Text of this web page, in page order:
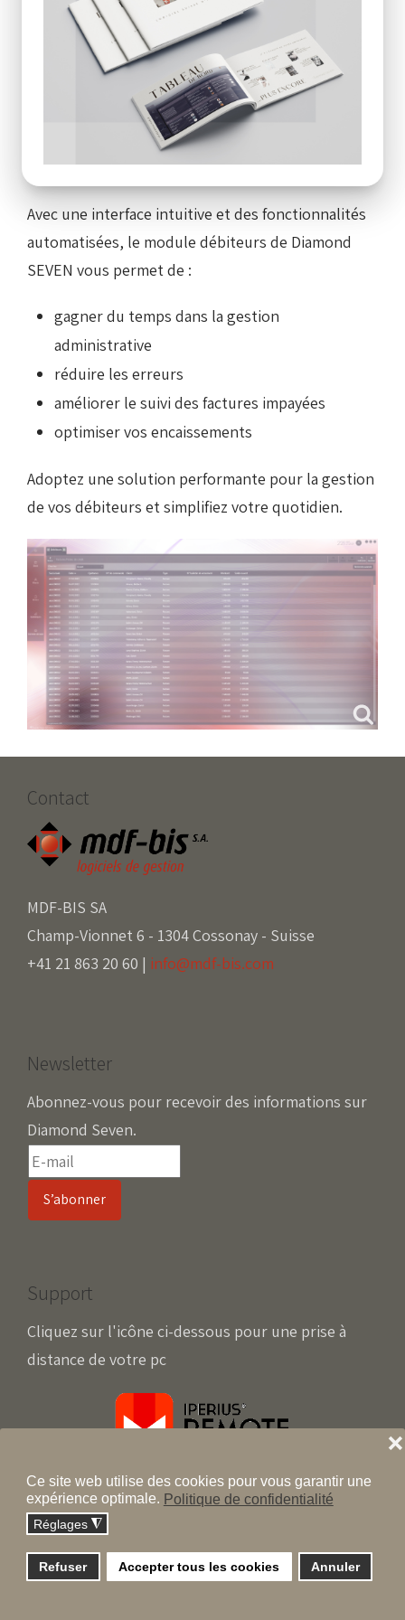
Ce site web utilise des cookies pour vous garantir une
expérience optimale. Politique de confidentialité
Réglages ◮
Refuser Accepter tous les cookies Annuler
❌
Ces données vous aident à prendre des décisions
éclairées et à améliorer votre gestion financière.
Un logiciel de gestion des
débiteurs simple et efficace
Avec une interface intuitive et des fonctionnalités
automatisées, le module débiteurs de Diamond
SEVEN vous permet de :
gagner du temps dans la gestion
administrative
réduire les erreurs
améliorer le suivi des factures impayées
optimiser vos encaissements
Adoptez une solution performante pour la gestion
de vos débiteurs et simplifiez votre quotidien.
Contact
MDF-BIS SA
Champ-Vionnet 6 - 1304 Cossonay - Suisse
+41 21 863 20 60 | info@mdf-bis.com
Newsletter
Abonnez-vous pour recevoir des informations sur
Diamond Seven.
Support
Cliquez sur l'icône ci-dessous pour une prise à
distance de votre pc
Copyright © 2001-2026 mdf-bis.com - Tous droits
réservés